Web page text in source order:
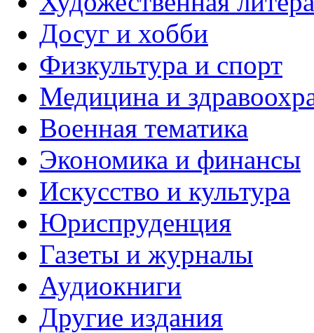
Досуг и хобби
Физкультура и спорт
Медицина и
Военная тематика
Экономика и финансы
Искусство и культура
Юриспруденция
Газеты и журналы
Аудиокниги
Другие издания